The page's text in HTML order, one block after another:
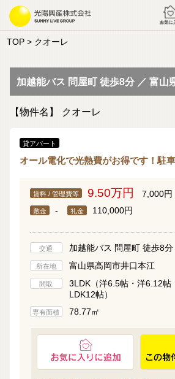
TOP> クオーレ
加越能バス 問屋町 徒歩8分 ／ 富山
【物件名】 クオーレ
貸アパート
オール電化で光熱費がお得です！駐
賃料 / 管理費等 9.50万円 7,000円
敷金 - 礼金 110,000円
交通 加越能バス 問屋町 徒歩8分
所在地 富山県高岡市井口本江
間取
3LDK（洋6.5帖・洋6.12帖
LDK12帖）
専有面積 78.77㎡